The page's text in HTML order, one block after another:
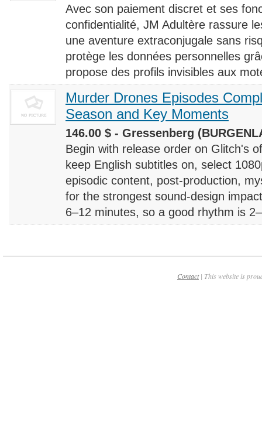
Avec son paiement discret et ses
confidentialité, JM Adultère rassure
une aventure extraconjugale sans
protège les données personnelles
propose des profils invisibles aux
Murder Drones Episodes
Season and Key Moments
146.00 $ - Gressenberg
Begin with release order on Glitch's
keep English subtitles on, select
episodic content, post-production,
for the strongest sound-design
6–12 minutes, so a good rhythm is
Contact| This website is